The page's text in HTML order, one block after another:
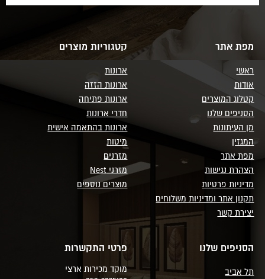
מפת אתר
ראשי
אודות
קטלוג המוצרים
הסניפים שלנו
מן העיתונות
המגזין
מפת אתר
הצהרת נגישות
מדיניות פרטיות
תקנון אתר ומדיניות משלוחים
יצירת קשר
קטגוריות מוצרים
ארונות
ארונות הזזה
ארונות פתיחה
חדרי ארונות
ארונות בהתאמה אישית
מיטות
מזרנים
מזרני Nest
מוצרים נוספים
הסניפים שלנו
תל אביב
פרטי התקשרות
מוקד מכירות ארצי